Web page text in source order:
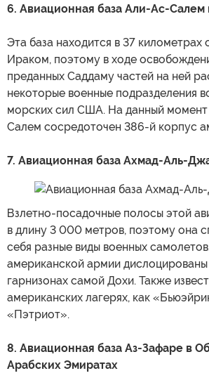
6. Авиационная база Али-Ас-Салем
Эта база находится в 37 километрах
Ираком, поэтому в ходе
преданных Саддаму частей на ней
некоторые военные подразделения
морских сил США. На данный
Салем сосредоточен 386-й корпус
7. Авиационная база Ахмад-Аль-
Взлетно-посадочные полосы этой
в длину 3 000 метров, поэтому она
себя разные виды военных
американской армии дислоцированы
гарнизонах самой Дохи. Также
американских лагерях, как
«Пэтриот».
8. Авиационная база Аз-Зафаре в
Арабских Эмиратах